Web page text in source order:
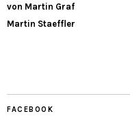
von Martin Graf
Martin Staeffler
FACEBOOK